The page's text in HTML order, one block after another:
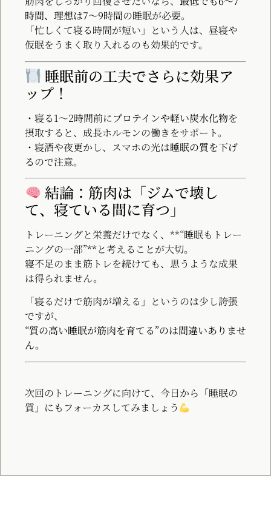
時間、理想は7〜9時間の睡眠が必要。
「忙しくて寝る時間が短い」という人は、昼寝や
仮眠をうまく取り入れるのも効果的です。
睡眠前の工夫でさらに効果ア
ップ！
・寝る1〜2時間前にプロテインや軽い炭水化物を
摂取すると、成長ホルモンの働きをサポート。
・寝酒や夜更かし、スマホの光は睡眠の質を下げ
るので注意。
結論：筋肉は「ジムで壊し
て、寝ている間に育つ」
トレーニングと栄養だけでなく、**“睡眠もトレー
ニングの一部”**と考えることが大切。
寝不足のまま筋トレを続けても、思うような成果
は得られません。
「寝るだけで筋肉が増える」というのは少し誇張
ですが、
“質の高い睡眠が筋肉を育てる”のは間違いありませ
ん。
次回のトレーニングに向けて、今日から「睡眠の
質」にもフォーカスしてみましょう